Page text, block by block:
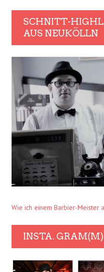
SCHNITT-
AUS NEUKÖLLN
Wie ich einem Barbier-Meister
INSTA.